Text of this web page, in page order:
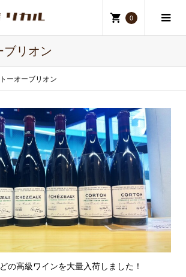
0
ブリオン
ーオーブリオン
の高級ワインを大量入荷しました！